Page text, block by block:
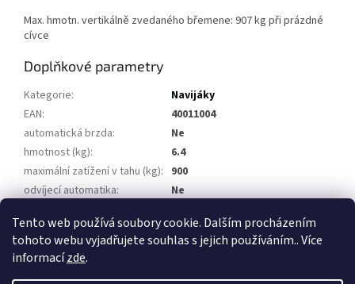
Tento web používá soubory cookie. Dalším procházením
tohoto webu vyjadřujete souhlas s jejich používáním.. Více
informacízde.
Max. hmotn. vertikálně zvedaného břemene: 907 kg při prázdné
cívce
Doplňkové parametry
Kategorie:
Navijáky
EAN:
40011004
automatická brzda:
Ne
hmotnost (kg):
6.4
maximální zatížení v tahu (kg): 900
odvíjecí automatika:
Ne